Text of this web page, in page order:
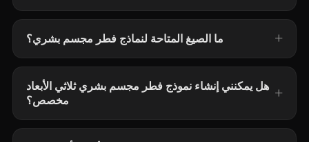
ما الصيغ المتاحة لنماذج فطر مجسم بشري؟
هل يمكنني إنشاء نموذج فطر مجسم بشري ثلاثي الأبعاد
مخصص؟